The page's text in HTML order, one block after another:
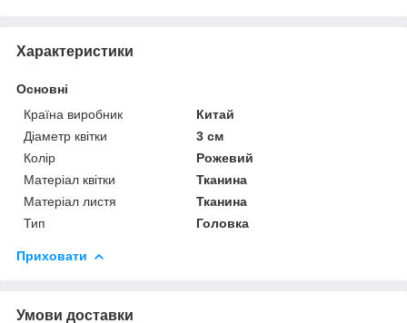
Характеристики
Основні
Країна виробник
Китай
Діаметр квітки
3 см
Колір
Рожевий
Матеріал квітки
Тканина
Матеріал листя
Тканина
Тип
Головка
Приховати
Умови доставки